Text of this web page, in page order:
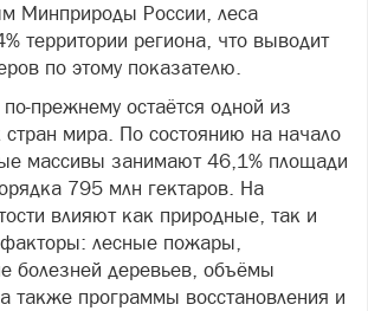
Минприроды России, леса
территории региона, что выводит
по этому показателю.
прежнему остаётся одной из
стран мира. По состоянию на начало
массивы занимают 46,1% площади
795 млн гектаров. На
влияют как природные, так и
лесные пожары,
болезней деревьев, объёмы
также программы восстановления и